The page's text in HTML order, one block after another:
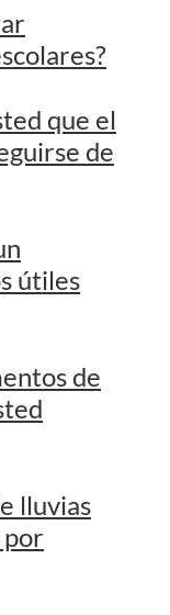
que el
de
útiles
de
lluvias
por